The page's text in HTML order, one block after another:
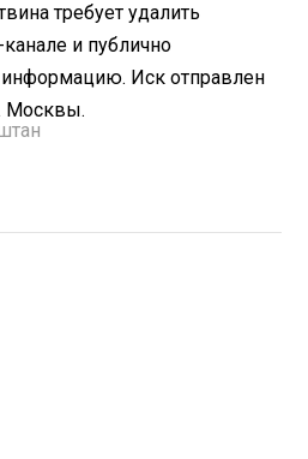
требует удалить
и публично
Иск отправлен
Москвы.